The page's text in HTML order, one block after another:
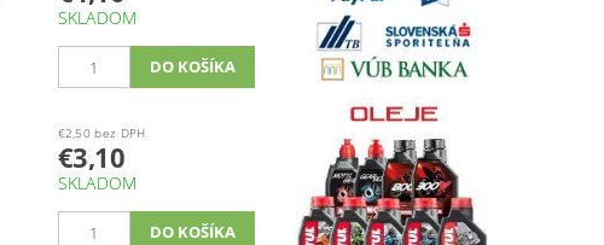
SKLADOM
€2,50 bez DPH
€3,10
SKLADOM